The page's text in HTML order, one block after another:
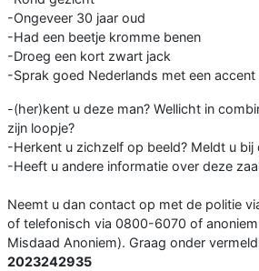
-Ongeveer 30 jaar oud
-Had een beetje kromme benen
-Droeg een kort zwart jack
-Sprak goed Nederlands met een accent
-(her)kent u deze man? Wellicht in
zijn loopje?
-Herkent u zichzelf op beeld? Meldt u bij
-Heeft u andere informatie over deze
Neemt u dan contact op met de politie
of telefonisch via 0800-6070 of
Misdaad Anoniem). Graag onder
2023242935